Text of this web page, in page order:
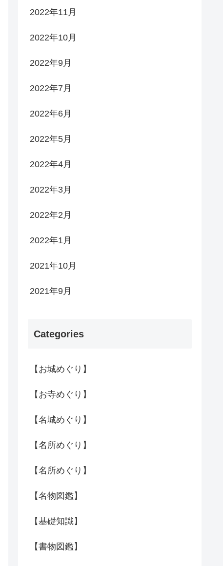
2022年11月
2022年10月
2022年9月
2022年7月
2022年6月
2022年5月
2022年4月
2022年3月
2022年2月
2022年1月
2021年10月
2021年9月
Categories
【お城めぐり】
【お寺めぐり】
【名城めぐり】
【名所めぐり】
【名所めぐり】
【名物図鑑】
【基礎知識】
【書物図鑑】